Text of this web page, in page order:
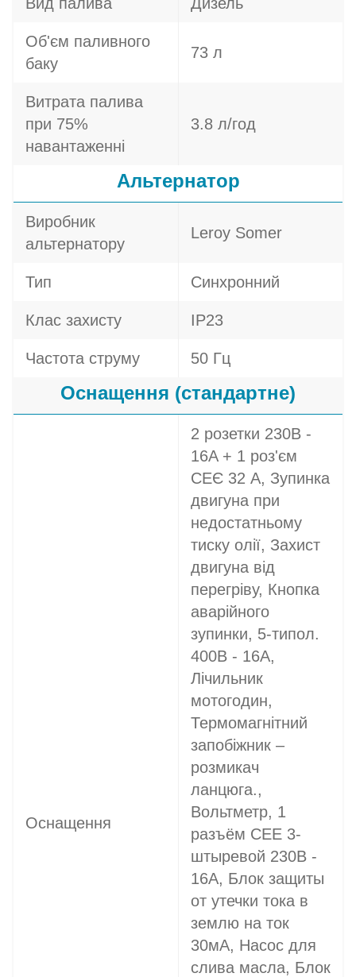
Об'єм паливного
баку
73 л
Витрата палива
при 75%
навантаженні
3.8 л/год
Альтернатор
Виробник
альтернатору
Leroy Somer
Тип Синхронний
Клас захисту IP23
Частота струму 50 Гц
Оснащення (стандартне)
Оснащення
2 розетки 230В -
16A + 1 роз'єм
СЕЄ 32 A, Зупинка
двигуна при
недостатньому
тиску олії, Захист
двигуна від
перегріву, Кнопка
аварійного
зупинки, 5-типол.
400В - 16A,
Лічильник
мотогодин,
Термомагнітний
запобіжник –
розмикач
ланцюга.,
Вольтметр, 1
разъём CEE 3-
штыревой 230В -
16A, Блок защиты
от утечки тока в
землю на ток
30мА, Насос для
слива масла, Блок